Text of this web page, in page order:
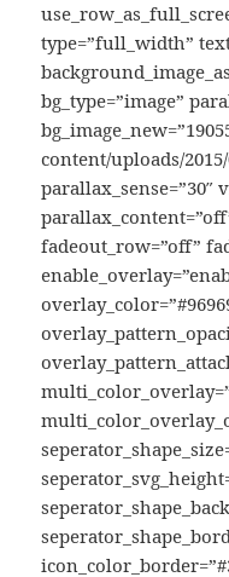
type=”full_width”
bg_type=”image”
content/uploads/
parallax_sense=”30″
fadeout_row=”off”